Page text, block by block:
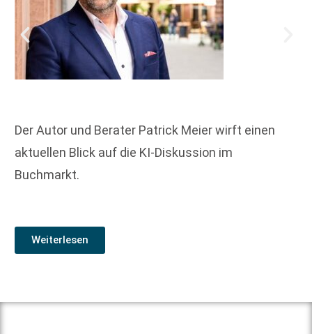
Der Autor und Berater Patrick Meier wirft einen
aktuellen Blick auf die KI-Diskussion im
Buchmarkt.
Weiterlesen